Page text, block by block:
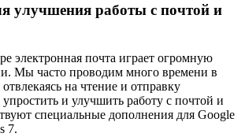
улучшения работы с почтой и
электронная почта играет огромную
Мы часто проводим много времени в
на чтение и отправку
и улучшить работу с почтой и
специальные дополнения для Google
7.